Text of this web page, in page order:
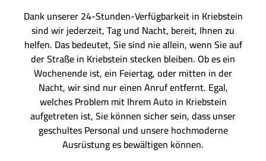
Dank unserer 24-Stunden-Verfügbarkeit in Kriebstein
sind wir jederzeit, Tag und Nacht, bereit, Ihnen zu
helfen. Das bedeutet, Sie sind nie allein, wenn Sie auf
der Straße in Kriebstein stecken bleiben. Ob es ein
Wochenende ist, ein Feiertag, oder mitten in der
Nacht, wir sind nur einen Anruf entfernt. Egal,
welches Problem mit Ihrem Auto in Kriebstein
aufgetreten ist, Sie können sicher sein, dass unser
geschultes Personal und unsere hochmoderne
Ausrüstung es bewältigen können.